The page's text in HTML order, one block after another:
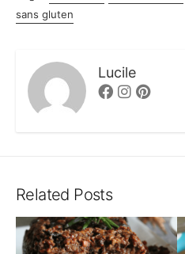
sans gluten
Lucile
FacebookInstagram
Pinterest
Related Posts